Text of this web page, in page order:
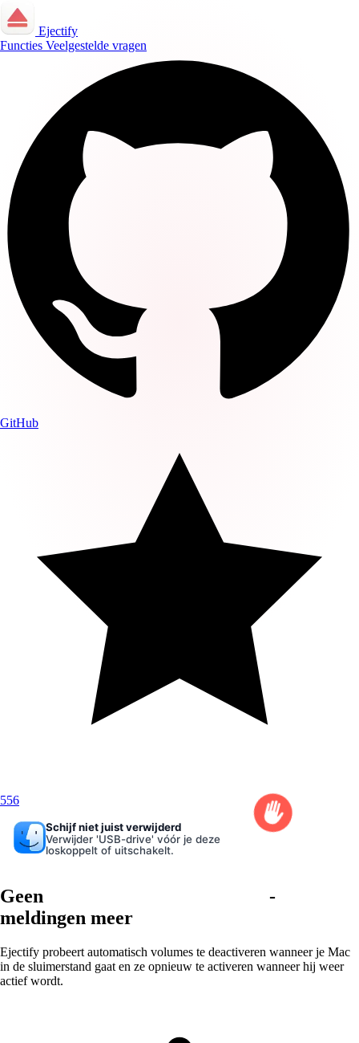
Ejectify
Functies Veelgestelde vragen
GitHub
556
Schijf niet juist verwijderd
Verwijder 'USB-drive' vóór je deze
loskoppelt of uitschakelt.
Geen
-
meldingen meer
Ejectify probeert automatisch volumes te deactiveren wanneer je Mac
in de sluimerstand gaat en ze opnieuw te activeren wanneer hij weer
actief wordt.